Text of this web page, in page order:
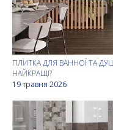
ПЛИТКА ДЛЯ ВАННОЇ ТА
НАЙКРАЩІ?
19 травня 2026